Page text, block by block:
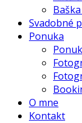
Svadobné
Ponuka
O mne
Kontakt